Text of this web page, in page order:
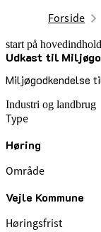
Forside
start på hovedindhold
Udkast til
Miljøgodkendelse
senest opdateret 1.
Industri og landbrug
Type
Høring
Område
Vejle Kommune
Høringsfrist